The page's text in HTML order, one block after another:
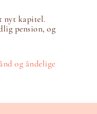
nyt kapitel.
pension, og
og åndelige